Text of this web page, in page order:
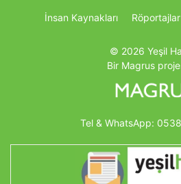
İnsan Kaynakları Röportajlar
© 2026 Yeşil
Bir Magrus
Tel & WhatsApp: